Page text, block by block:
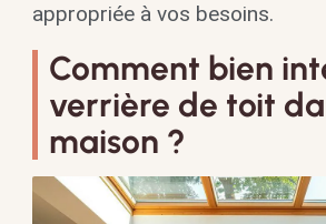
appropriée à vos besoins.
Comment bien
verrière de toit
maison ?